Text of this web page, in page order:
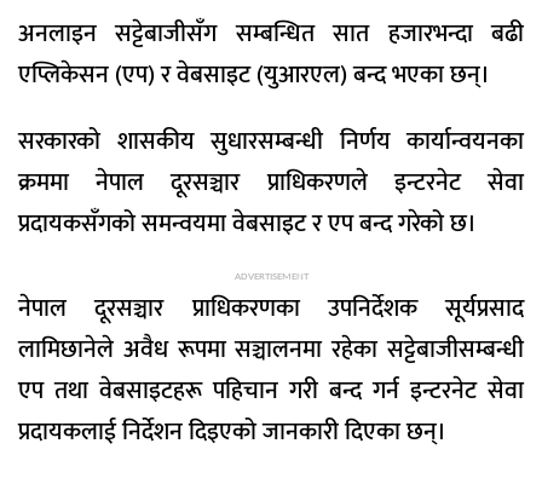
अनलाइन सट्टेबाजीसँग सम्बन्धित सात हजारभन्दा बढी
एप्लिकेसन (एप) र वेबसाइट (युआरएल) बन्द भएका छन्।
सरकारको शासकीय सुधारसम्बन्धी निर्णय कार्यान्वयनका
क्रममा नेपाल दूरसञ्चार प्राधिकरणले इन्टरनेट सेवा
प्रदायकसँगको समन्वयमा वेबसाइट र एप बन्द गरेको छ।
ADVERTISEMENT
नेपाल दूरसञ्चार प्राधिकरणका उपनिर्देशक सूर्यप्रसाद
लामिछानेले अवैध रूपमा सञ्चालनमा रहेका सट्टेबाजीसम्बन्धी
एप तथा वेबसाइटहरू पहिचान गरी बन्द गर्न इन्टरनेट सेवा
प्रदायकलाई निर्देशन दिइएको जानकारी दिएका छन्।